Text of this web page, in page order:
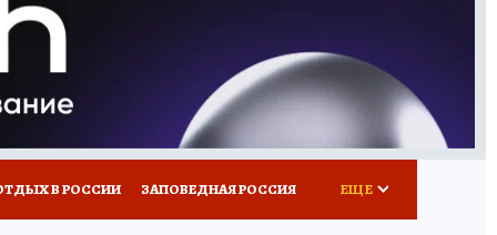
В РОССИИ ЗАПОВЕДНАЯ РОССИЯ ЕЩЕ